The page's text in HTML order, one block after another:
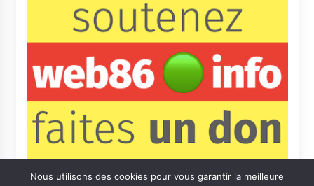
Nous utilisons des cookies pour vous garantir la meilleure